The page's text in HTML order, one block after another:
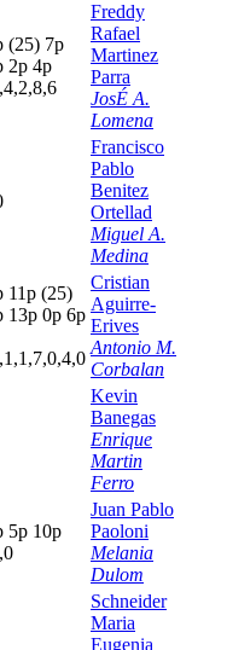
(25) 7p
2p 4p
Freddy
Rafael
Martinez
Parra
JosÉ A.
Lomena
Francisco
Pablo
Benitez
Ortellad
Miguel A.
Medina
11p (25)
13p 0p 6p
Cristian
Aguirre-
Erives
Antonio M.
Corbalan
Kevin
Banegas
Enrique
Martin
Ferro
5p 10p
Juan Pablo
Paoloni
Melania
Dulom
Schneider
Maria
Eugenia